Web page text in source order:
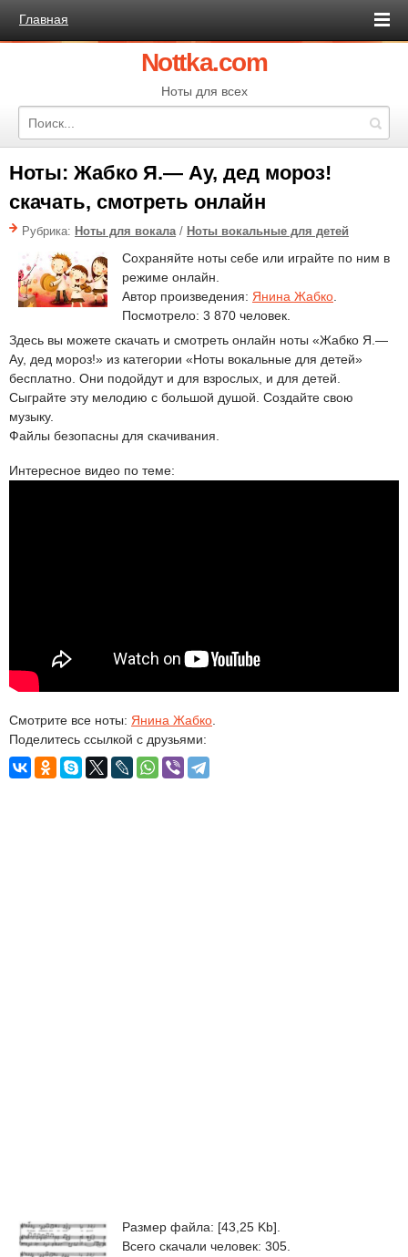
Главная
Nottka.com
Ноты для всех
Ноты: Жабко Я.— Ау, дед мороз!
скачать, смотреть онлайн
Рубрика: Ноты для вокала/ Ноты вокальные для детей
Сохраняйте ноты себе или играйте по ним в
режиме онлайн.
Автор произведения: Янина Жабко
Посмотрело: 3 870 человек.
Здесь вы можете скачать и смотреть онлайн ноты «Жабко Я.—
Ау, дед мороз!» из категории «Ноты вокальные для детей»
бесплатно. Они подойдут и для взрослых, и для детей.
Сыграйте эту мелодию с большой душой. Создайте свою
музыку.
Файлы безопасны для скачивания.
Интересное видео по теме:
Смотрите все ноты: Янина Жабко
Поделитесь ссылкой с друзьями:
Размер файла: [43,25 Kb].
Всего скачали человек: 305.